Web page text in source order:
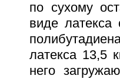
по сухому
виде
латекса 13,5
него